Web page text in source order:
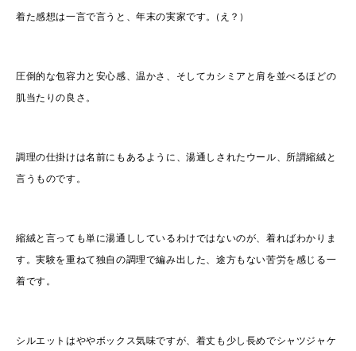
着た感想は一言で言うと、年末の実家です。(え？)
圧倒的な包容力と安心感、温かさ、そしてカシミアと肩を並べるほどの
肌当たりの良さ。
調理の仕掛けは名前にもあるように、湯通しされたウール、所謂縮絨と
言うものです。
縮絨と言っても単に湯通ししているわけではないのが、着ればわかりま
す。実験を重ねて独自の調理で編み出した、途方もない苦労を感じる一
着です。
シルエットはややボックス気味ですが、着丈も少し長めでシャツジャケ